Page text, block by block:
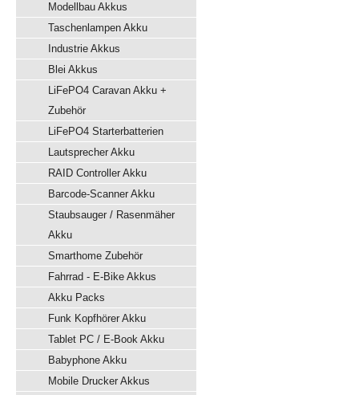
Modellbau Akkus
Taschenlampen Akku
Industrie Akkus
Blei Akkus
LiFePO4 Caravan Akku +
Zubehör
LiFePO4 Starterbatterien
Lautsprecher Akku
RAID Controller Akku
Barcode-Scanner Akku
Staubsauger / Rasenmäher
Akku
Smarthome Zubehör
Fahrrad - E-Bike Akkus
Akku Packs
Funk Kopfhörer Akku
Tablet PC / E-Book Akku
Babyphone Akku
Mobile Drucker Akkus